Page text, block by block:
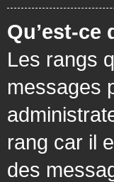
Qu’est-
Les rangs
messages
rang car il
des